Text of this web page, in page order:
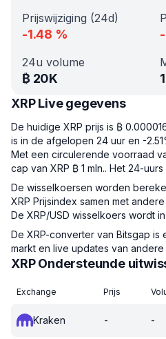
Prijswijziging (24d)
-1.48 %
24u volume
₿ 20K
XRP Live gegevens
De huidige XRP prijs is ₿
is in de afgelopen 24 uur en -
Met een circulerende voorraad
cap van XRP ₿ 1 mln.. Het 24-
De wisselkoersen worden
XRP Prijsindex samen met
De XRP/USD wisselkoers wordt
De XRP-converter van Bitsgap
markt en live updates van
XRP Ondersteunde
Exchange Prijs
Kraken - -